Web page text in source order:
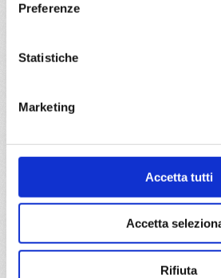
Preferenze
Statistiche
Marketing
Accetta tutti
Accetta
Rifiuta
Durban, Port Louis, Pointe Des
€ 1.079
daRio De